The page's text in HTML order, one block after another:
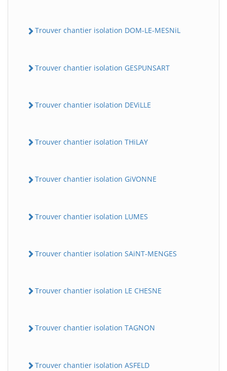
Trouver chantier isolation DOM-LE-MESNiL
Trouver chantier isolation GESPUNSART
Trouver chantier isolation DEViLLE
Trouver chantier isolation THiLAY
Trouver chantier isolation GiVONNE
Trouver chantier isolation LUMES
Trouver chantier isolation SAiNT-MENGES
Trouver chantier isolation LE CHESNE
Trouver chantier isolation TAGNON
Trouver chantier isolation ASFELD